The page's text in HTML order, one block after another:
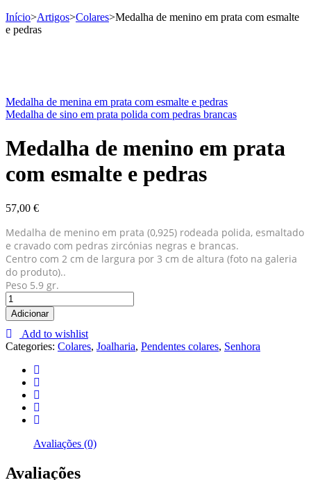
Início>Artigos>Colares>Medalha de menino em prata com esmalte
e pedras
Medalha de menina em prata com esmalte e pedras
Medalha de sino em prata polida com pedras brancas
Medalha de menino em prata
com esmalte e pedras
57,00 €
Medalha de menino em prata (0,925) rodeada polida, esmaltado
e cravado com pedras zircónias negras e brancas.
Centro com 2 cm de largura por 3 cm de altura (foto na galeria
do produto)..
Peso 5.9 gr.
Medalha
de
menino
em
prata
esmalte
pedras
quantity
Adicionar
Add to wishlist
Categories: Colares, Joalharia, Pendentes colares, Senhora
Avaliações (0)
Avaliações